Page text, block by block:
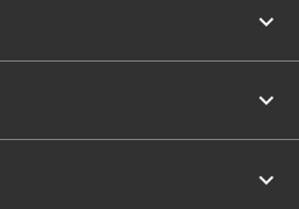

keyboard_arrow_down
